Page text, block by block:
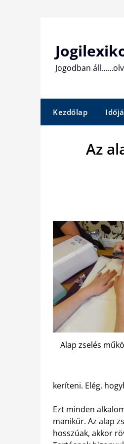
Jogodban
Kezdőlap
Az
Alap zselés
keríteni. Elég,
Ezt minden
manikűr. Az alap
hosszúak, akkor